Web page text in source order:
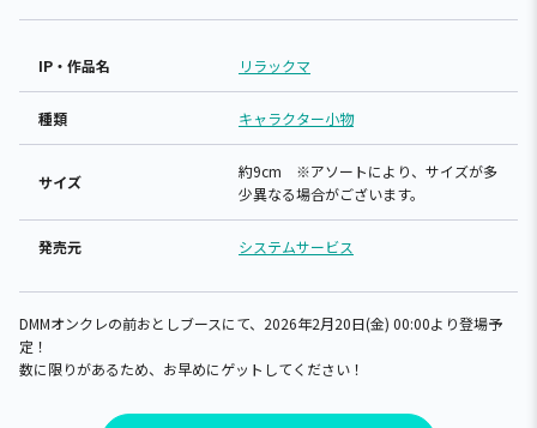
IP・作品名 リラックマ
種類 キャラクター小物
サイズ
約9cm ※アソートにより、サイズが多
少異なる場合がございます。
発売元 システムサービス
DMMオンクレの前おとしブースにて、2026年2月20日(金) 00:00より登場予
定！
数に限りがあるため、お早めにゲットしてください！